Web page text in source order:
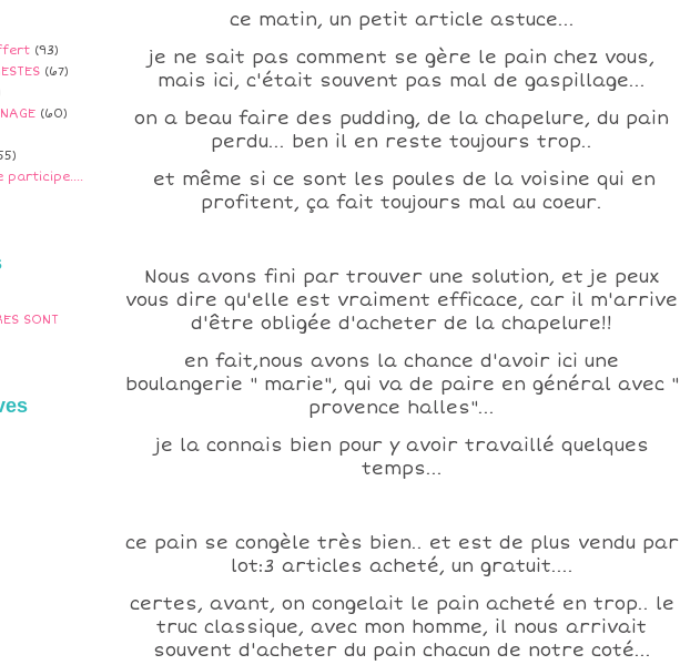
(93)
(67)
(60)
participe....
SONT
ce matin, un petit article astuce...
je ne sait pas comment se gère le pain chez vous,
mais ici, c'était souvent pas mal de gaspillage...
on a beau faire des pudding, de la chapelure, du pain
perdu... ben il en reste toujours trop..
et même si ce sont les poules de la voisine qui en
profitent, ça fait toujours mal au coeur.
Nous avons fini par trouver une solution, et je peux
vous dire qu'elle est vraiment efficace, car il m'arrive
d'être obligée d'acheter de la chapelure!!
en fait,nous avons la chance d'avoir ici une
boulangerie " marie", qui va de paire en général avec "
provence halles"...
je la connais bien pour y avoir travaillé quelques
temps...
ce pain se congèle très bien.. et est de plus vendu par
lot:3 articles acheté, un gratuit....
certes, avant, on congelait le pain acheté en trop.. le
truc classique, avec mon homme, il nous arrivait
souvent d'acheter du pain chacun de notre coté...